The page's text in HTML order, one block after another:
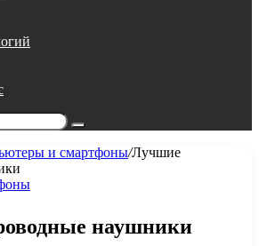
Поиск...
и смартфоны/Лучшие
наушники